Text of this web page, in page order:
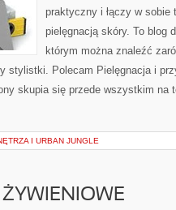
praktyczny i łączy w sobie
pielęgnacją skóry. To blog
którym można znaleźć
stylistki. Polecam Pielęgnacja i
skupia się przede wszystkim na
I URBAN JUNGLE